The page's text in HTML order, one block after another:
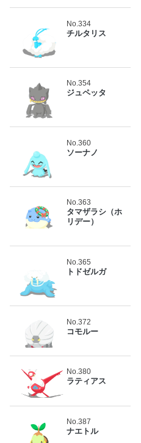
No.334
チルタリス
No.354
ジュペッタ
No.360
ソーナノ
No.363
タマザラシ（ホ
リデー）
No.365
トドゼルガ
No.372
コモルー
No.380
ラティアス
No.387
ナエトル